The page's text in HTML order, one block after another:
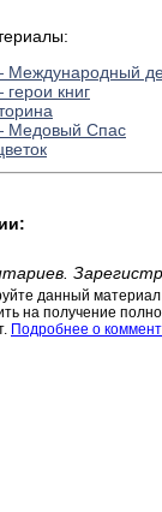
Международный
книг
Медовый Спас
данный
на получение
Подробнее о